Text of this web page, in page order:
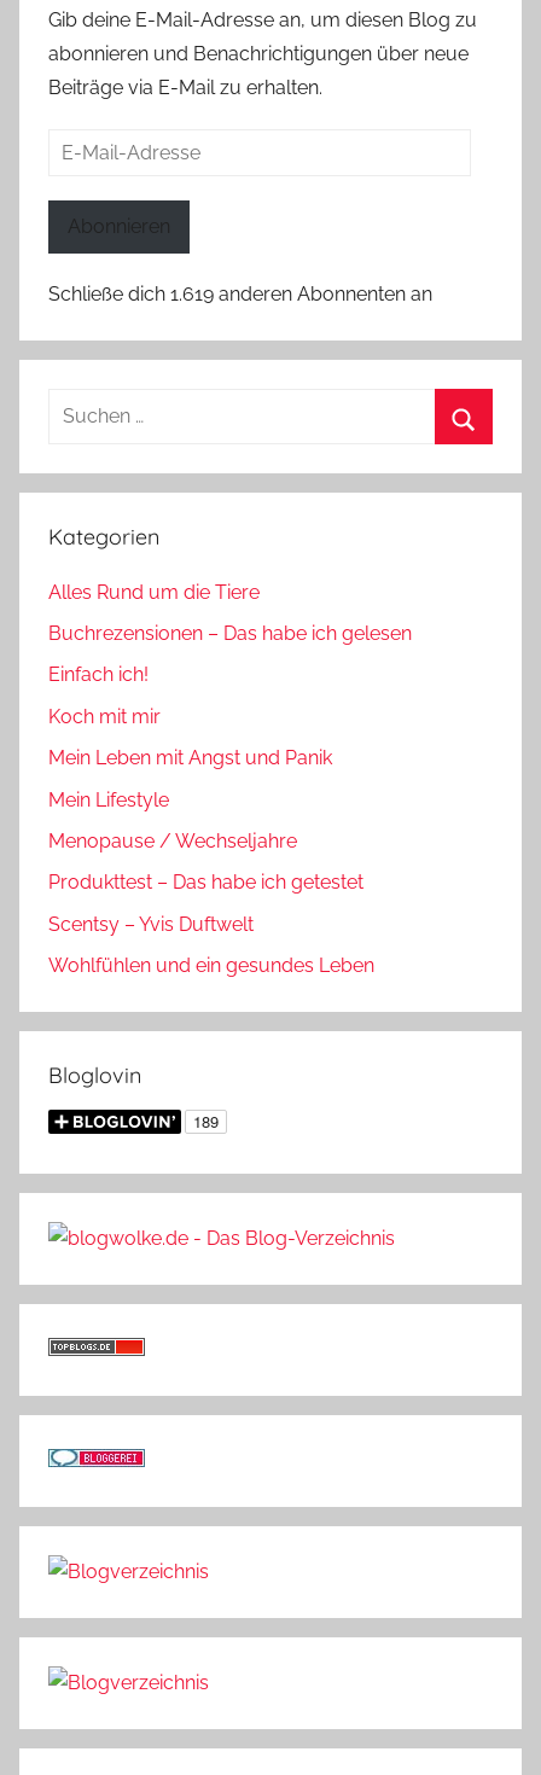
Gib deine E-Mail-Adresse an, um diesen Blog zu
abonnieren und Benachrichtigungen über neue
Beiträge via E-Mail zu erhalten.
E-
Abonnieren
Schließe dich 1.619 anderen Abonnenten an
Suchen
Kategorien
Alles Rund um die Tiere
Buchrezensionen – Das habe ich gelesen
Einfach ich!
Koch mit mir
Mein Leben mit Angst und Panik
Mein Lifestyle
Menopause / Wechseljahre
Produkttest – Das habe ich getestet
Scentsy – Yvis Duftwelt
Wohlfühlen und ein gesundes Leben
Bloglovin